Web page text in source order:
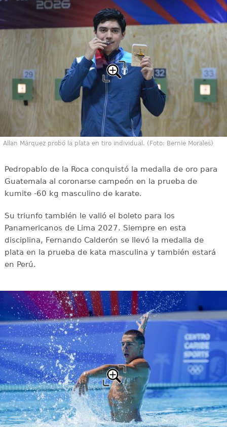
Allan Márquez probó la plata en tiro individual. (Foto: Bernie Morales)
Pedropablo de la Roca conquistó la medalla de oro para
Guatemala al coronarse campeón en la prueba de
kumite -60 kg masculino de karate.
Su triunfo también le valió el boleto para los
Panamericanos de Lima 2027. Siempre en esta
disciplina, Fernando Calderón se llevó la medalla de
plata en la prueba de kata masculina y también estará
en Perú.